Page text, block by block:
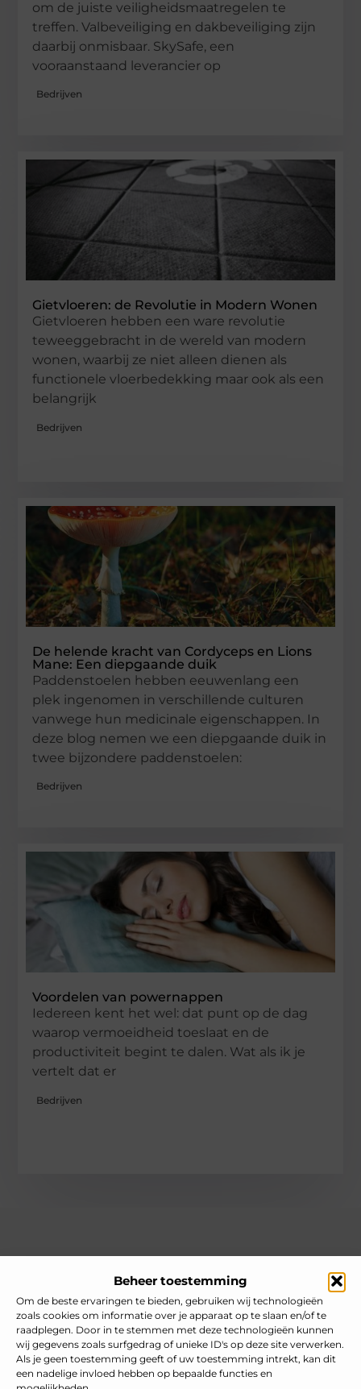
Beheer toestemming
Om de beste ervaringen te bieden, gebruiken wij technologieën
zoals cookies om informatie over je apparaat op te slaan en/of te
raadplegen. Door in te stemmen met deze technologieën kunnen
wij gegevens zoals surfgedrag of unieke ID's op deze site verwerken.
Als je geen toestemming geeft of uw toestemming intrekt, kan dit
een nadelige invloed hebben op bepaalde functies en
om de juiste veiligheidsmaatregelen te
treffen. Valbeveiliging en dakbeveiliging zijn
daarbij onmisbaar. SkySafe, een
vooraanstaand leverancier op
Bedrijven
Gietvloeren: de Revolutie in Modern Wonen
Gietvloeren hebben een ware revolutie
teweeggebracht in de wereld van modern
wonen, waarbij ze niet alleen dienen als
functionele vloerbedekking maar ook als een
belangrijk
Bedrijven
De helende kracht van Cordyceps en Lions
Mane: Een diepgaande duik
Paddenstoelen hebben eeuwenlang een
plek ingenomen in verschillende culturen
vanwege hun medicinale eigenschappen. In
deze blog nemen we een diepgaande duik in
twee bijzondere paddenstoelen:
Bedrijven
Voordelen van powernappen
Iedereen kent het wel: dat punt op de dag
waarop vermoeidheid toeslaat en de
productiviteit begint te dalen. Wat als ik je
vertelt dat er
Bedrijven
Jouw gids voor inspiratie en tips uit het dagelijks leven.
Ontdek een brede verzameling blogs en artikelen die je helpen
om het meeste uit elke dag te halen, met praktische adviezen
en verrassende inzichten.
Bericht categorie